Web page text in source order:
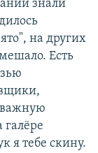
знали
на других
Есть
важную
я тебе скину.